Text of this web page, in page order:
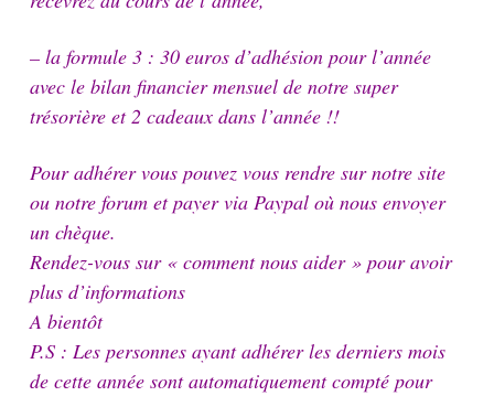
– la formule 3 : 30 euros d’adhésion pour l’année
avec le bilan financier mensuel de notre super
trésorière et 2 cadeaux dans l’année !!
Pour adhérer vous pouvez vous rendre sur notre site
ou notre forum et payer via Paypal où nous envoyer
un chèque.
Rendez-vous sur « comment nous aider » pour avoir
plus d’informations
A bientôt
P.S : Les personnes ayant adhérer les derniers mois
de cette année sont automatiquement compté pour